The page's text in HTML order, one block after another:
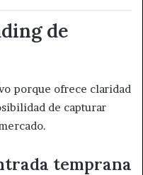
de
porque ofrece claridad
de capturar
temprana